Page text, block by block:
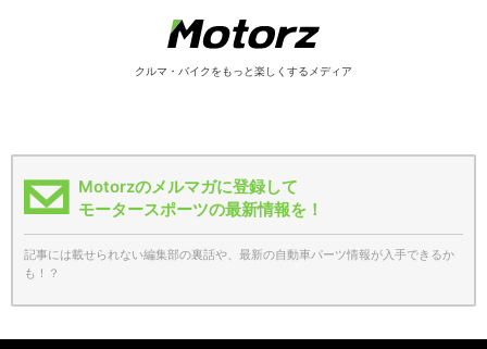
クルマ・バイクをもっと楽しくするメディア
Motorzのメルマガに登録して
モータースポーツの最新情報を！
記事には載せられない編集部の裏話や、最新の自動車パーツ情報が入手できるか
も！？